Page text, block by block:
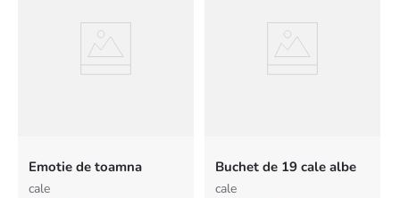
Emotie de toamna
cale
Buchet de 19 cale albe
cale